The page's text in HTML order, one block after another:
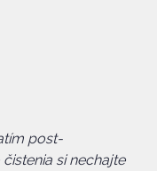
post-
si nechajte